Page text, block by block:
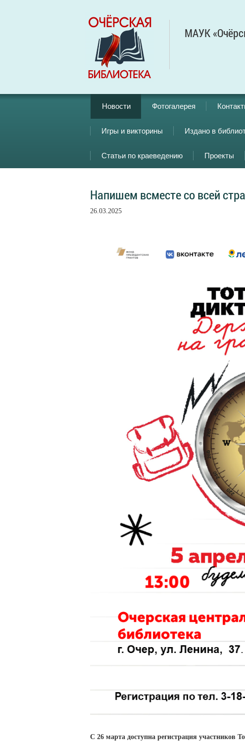
МАУК
Новости Фотогалерея
Игры и викторины Издано в
Статьи по краеведению Проекты
Напишем всместе со всей
26.03.2025
С 26 марта доступна регистрация участников